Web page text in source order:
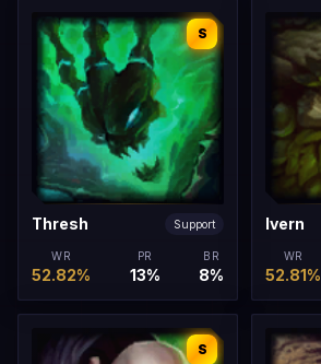
S
Thresh Support
WR
52.82%
PR
13%
BR
8%
Ivern
WR
52.81%
S